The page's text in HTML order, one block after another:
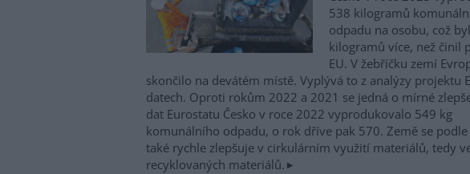
538 kilogramů
odpadu na osobu, což
kilogramů více, než činil
EU. V žebříčku zemí
skončilo na devátém místě. Vyplývá to z analýzy projektu
datech. Oproti rokům 2022 a 2021 se jedná o mírné
dat Eurostatu Česko v roce 2022 vyprodukovalo 549 kg
komunálního odpadu, o rok dříve pak 570. Země se podle
také rychle zlepšuje v cirkulárním využití materiálů, tedy
recyklovaných materiálů.